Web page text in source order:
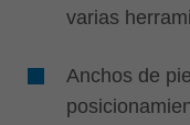
varias
Anchos de